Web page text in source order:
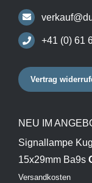
+41 (0) 61
Vertrag
NEU IM
Signallampe
15x29mm Ba9s
Versandkosten